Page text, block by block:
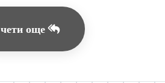
чети още